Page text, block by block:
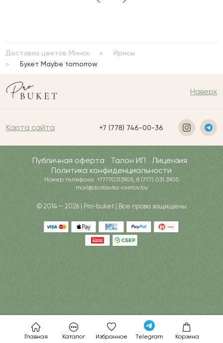
Главная Каталог Избранное Telegram Корзина
Доставка цветов Минск
Ирисы
Букет Maybe tomorrow
Наверх
Карта сайта +7 (778) 746-00-36
Публичная оферта Талон ИП
Лицензия
Политика конфиденциальности
Номер телефона: +77770313905, 8 (777) 031 3905
mail@dostavka-cvetov.by
© 2014 — 2026 | Pro-buket | Все права защищены